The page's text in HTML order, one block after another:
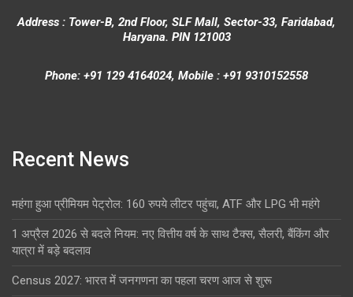
Address : Tower-B, 2nd Floor, SLF Mall, Sector-33, Faridabad,
Haryana. PIN 121003
Phone: +91 129 4164024, Mobile : +91 9310152558
Recent News
महंगा हुआ प्रीमियम पेट्रोल: 160 रुपये लीटर पहुंचा, ATF और LPG भी महंगे
1 अप्रैल 2026 से बदले नियम: नए वित्तीय वर्ष के साथ टैक्स, सैलरी, बैंकिंग और
यात्रा में बड़े बदलाव
Census 2027: भारत में जनगणना का पहला चरण आज से शुरू